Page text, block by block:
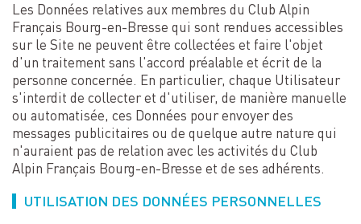
Les Données relatives aux membres du Club Alpin
Français Bourg-en-Bresse qui sont rendues accessibles
sur le Site ne peuvent être collectées et faire l'objet
d'un traitement sans l'accord préalable et écrit de la
personne concernée. En particulier, chaque Utilisateur
s'interdit de collecter et d'utiliser, de manière manuelle
ou automatisée, ces Données pour envoyer des
messages publicitaires ou de quelque autre nature qui
n'auraient pas de relation avec les activités du Club
Alpin Français Bourg-en-Bresse et de ses adhérents.
UTILISATION DES DONNÉES PERSONNELLES